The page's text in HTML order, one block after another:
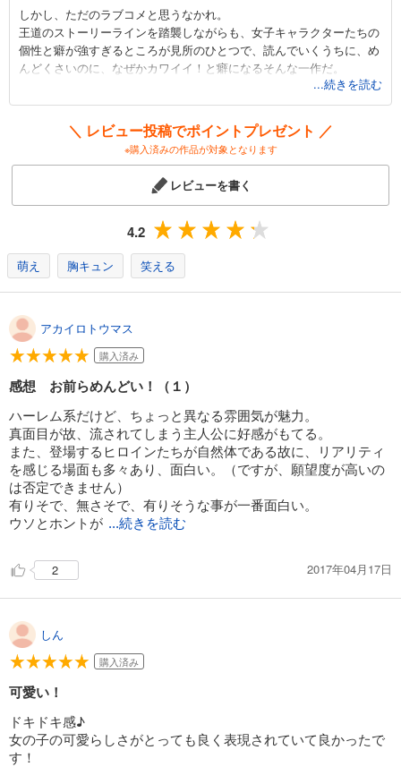
しかし、ただのラブコメと思うなかれ。
王道のストーリーラインを踏襲しながらも、女子キャラクターたちの
個性と癖が強すぎるところが見所のひとつで、読んでいくうちに、め
んどくさいのに、なぜかカワイイ！と癖になるそんな一作だ。
また、男性キャラの登場人物は主人公のみで、ハーレム好きにはたま
らない内容となっている。
泣き虫、ツンデレ、ビッチ、女王様、おっとりなど様々なタイプのカ
ワイイ女の子が登場し、きっとあなたのタイプの子が見つかる！！
...続きを読む
＼ レビュー投稿でポイントプレゼント ／
※購入済みの作品が対象となります
レビューを書く
4.2
萌え 胸キュン 笑える
アカイロトウマス
購入済み
感想 お前らめんどい！（１）
ハーレム系だけど、ちょっと異なる雰囲気が魅力。
真面目が故、流されてしまう主人公に好感がもてる。
また、登場するヒロインたちが自然体である故に、リアリティ
を感じる場面も多々あり、面白い。（ですが、願望度が高いの
は否定できません）
有りそで、無さそで、有りそうな事が一番面白い。
ウソとホントが ...続きを読む
2 2017年04月17日
しん
購入済み
可愛い！
ドキドキ感♪
女の子の可愛らしさがとっても良く表現されていて良かったで
す！